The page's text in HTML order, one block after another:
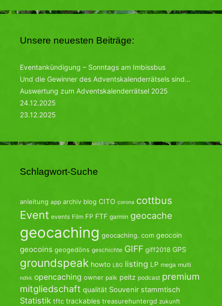
Unsere neuesten Beiträge:
Eventankündigung – Sonntags am Imbissbus
Und die Gewinner des Adventskalenderrätsels sind…
Auswertung zum Adventskalenderrätsel 2025
24.12.2025
23.12.2025
Schlagwort-Suche
anleitung app archiv blog CITO corona cottbus
Event events Film FP FTF garmin geocache
geocaching geocaching. com geocoin
geocoins geogedöns geschichte GIFF giff2018 GPS
groundspeak howto LBG listing LP mega multi
ndkk opencaching owner palk peitz podcast premium
mitgliedschaft qualität Souvenir stammtisch
Statistik tftc trackables treasurehuntergd zukunft